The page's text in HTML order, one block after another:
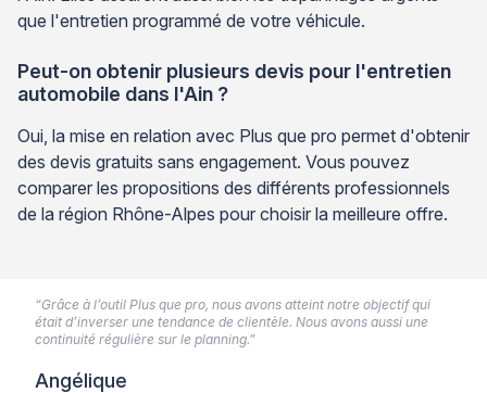
que l'entretien programmé de votre véhicule.
Peut-on obtenir plusieurs devis pour l'entretien
automobile dans l'Ain ?
Oui, la mise en relation avec Plus que pro permet d'obtenir
des devis gratuits sans engagement. Vous pouvez
comparer les propositions des différents professionnels
de la région Rhône-Alpes pour choisir la meilleure offre.
“Grâce à l’outil Plus que pro, nous avons atteint notre objectif qui
était d’inverser une tendance de clientèle. Nous avons aussi une
continuité régulière sur le planning.”
Angélique